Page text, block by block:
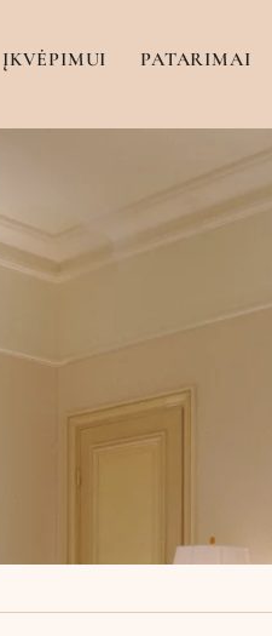
ĮKVĖPIMUI PATARIMAI